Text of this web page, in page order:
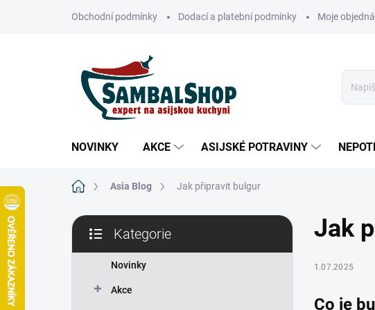
Obchodní podmínky Dodací a platební podmínky Moje
NOVINKY AKCE ASIJSKÉ POTRAVINY
Domů Asia Blog Jak připravit bulgur
P
s
kategorie
Kategorie
Novinky
Akce
Jak
1.07.2025
Co je